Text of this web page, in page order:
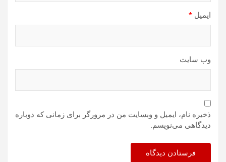
ایمیل *
وب‌ سایت
ذخیره نام، ایمیل و وبسایت من در مرورگر برای زمانی که دوباره
دیدگاهی می‌نویسم.